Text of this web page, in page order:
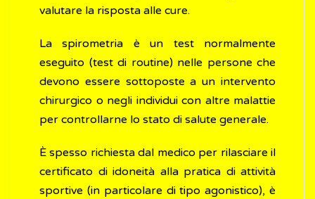
valutare la risposta alle cure.
La spirometria è un test normalmente
eseguito (test di routine) nelle persone che
devono essere sottoposte a un intervento
chirurgico o negli individui con altre malattie
per controllarne lo stato di salute generale.
È spesso richiesta dal medico per rilasciare il
certificato di idoneità alla pratica di attività
sportive (in particolare di tipo agonistico), è